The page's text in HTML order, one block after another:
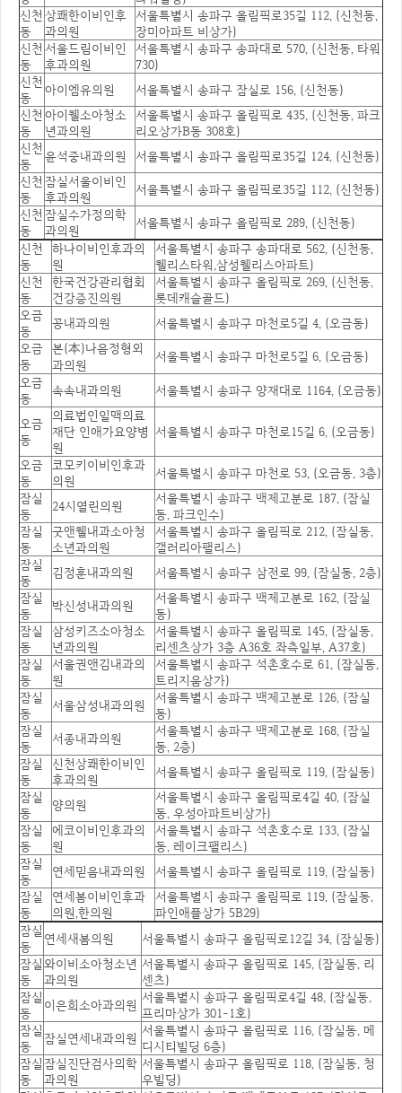
신천
동
상쾌한이비인후
과의원
서울특별시 송파구 올림픽로35길 112, (신천동,
장미아파트 비상가)
신천
동
서울드림이비인
후과의원
서울특별시 송파구 송파대로 570, (신천동, 타워
730)
신천
동
아이엠유의원
서울특별시 송파구 잠실로 156, (신천동)
신천
동
아이웰소아청소
년과의원
서울특별시 송파구 올림픽로 435, (신천동, 파크
리오상가B동 308호)
신천
동
윤석중내과의원
서울특별시 송파구 올림픽로35길 124, (신천동)
신천
동
잠실서울이비인
후과의원
서울특별시 송파구 올림픽로35길 112, (신천동)
신천
동
잠실수가정의학
과의원
서울특별시 송파구 올림픽로 289, (신천동)
신천
동
하나이비인후과의
원
서울특별시 송파구 송파대로 562, (신천동,
웰리스타워,삼성웰리스아파트)
신천
동
한국건강관리협회
건강증진의원
서울특별시 송파구 올림픽로 269, (신천동,
롯데캐슬골드)
오금
동
공내과의원
서울특별시 송파구 마천로5길 4, (오금동)
오금
동
본(本)나음정형외
과의원
서울특별시 송파구 마천로5길 6, (오금동)
오금
동
속속내과의원 서울특별시 송파구 양재대로 1164, (오금동)
오금
동
의료법인일맥의료
재단 인애가요양병
원
서울특별시 송파구 마천로15길 6, (오금동)
오금
동
코모키이비인후과
의원
서울특별시 송파구 마천로 53, (오금동, 3층)
잠실
동
24시열린의원
서울특별시 송파구 백제고분로 187, (잠실
동, 파크인수)
잠실
동
굿앤웰내과소아청
소년과의원
서울특별시 송파구 올림픽로 212, (잠실동,
갤러리아팰리스)
잠실
동
김정훈내과의원
서울특별시 송파구 삼전로 99, (잠실동, 2층)
잠실
동
박신성내과의원
서울특별시 송파구 백제고분로 162, (잠실
동)
잠실
동
삼성키즈소아청소
년과의원
서울특별시 송파구 올림픽로 145, (잠실동,
리센츠상가 3층 A36호 좌측일부, A37호)
잠실
동
서울권앤김내과의
원
서울특별시 송파구 석촌호수로 61, (잠실동,
트리지움상가)
잠실
동
서울삼성내과의원
서울특별시 송파구 백제고분로 126, (잠실
동)
잠실
동
서종내과의원
서울특별시 송파구 백제고분로 168, (잠실
동, 2층)
잠실
동
신천상쾌한이비인
후과의원
서울특별시 송파구 올림픽로 119, (잠실동)
잠실
동
양의원
서울특별시 송파구 올림픽로4길 40, (잠실
동, 우성아파트비상가)
잠실
동
에코이비인후과의
원
서울특별시 송파구 석촌호수로 133, (잠실
동, 레이크팰리스)
잠실
동
연세믿음내과의원
서울특별시 송파구 올림픽로 119, (잠실동)
잠실
동
연세봄이비인후과
의원,한의원
서울특별시 송파구 올림픽로 119, (잠실동,
파인애플상가 5B29)
잠실
동
연세새봄의원
서울특별시 송파구 올림픽로12길 34, (잠실동)
잠실
동
와이비소아청소년
과의원
서울특별시 송파구 올림픽로 145, (잠실동, 리
센츠)
잠실
동
이은희소아과의원 서울특별시 송파구 올림픽로4길 48, (잠실동,
프리마상가 301-1호)
잠실
동
잠실연세내과의원 서울특별시 송파구 올림픽로 116, (잠실동, 메
디시티빌딩 6층)
잠실
동
잠실진단검사의학
과의원
서울특별시 송파구 올림픽로 118, (잠실동, 청
우빌딩)